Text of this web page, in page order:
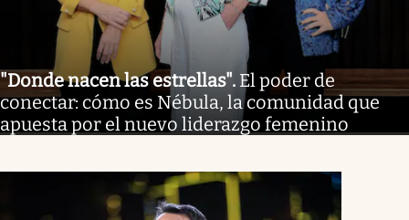
"Donde nacen las estrellas". El poder de
conectar: cómo es Nébula, la comunidad que
apuesta por el nuevo liderazgo femenino